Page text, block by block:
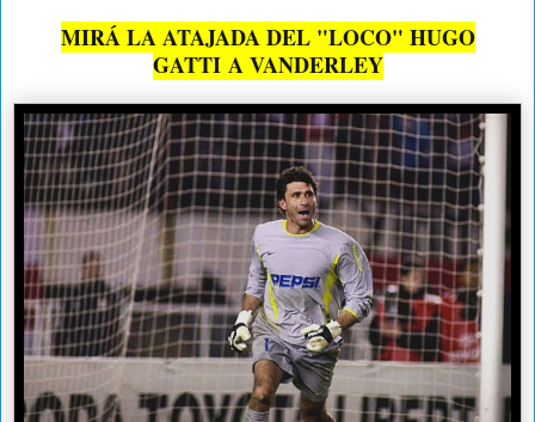
MIRÁ LA ATAJADA DEL "LOCO" HUGO
GATTI A VANDERLEY